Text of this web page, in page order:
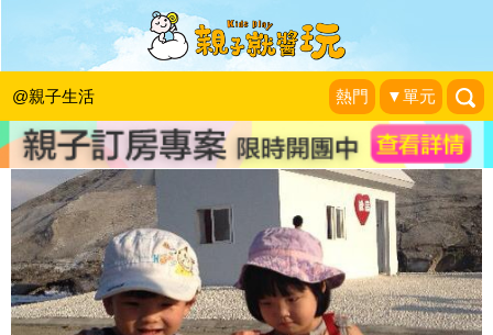
@親子生活 熱門 ▼單元
一起來玩吧！7招招得孩子好人緣
雙寶&治療師阿木育兒戰